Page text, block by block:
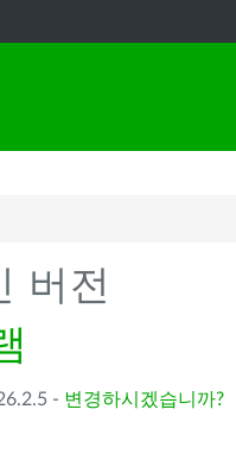
버전
- 변경하시겠습니까?